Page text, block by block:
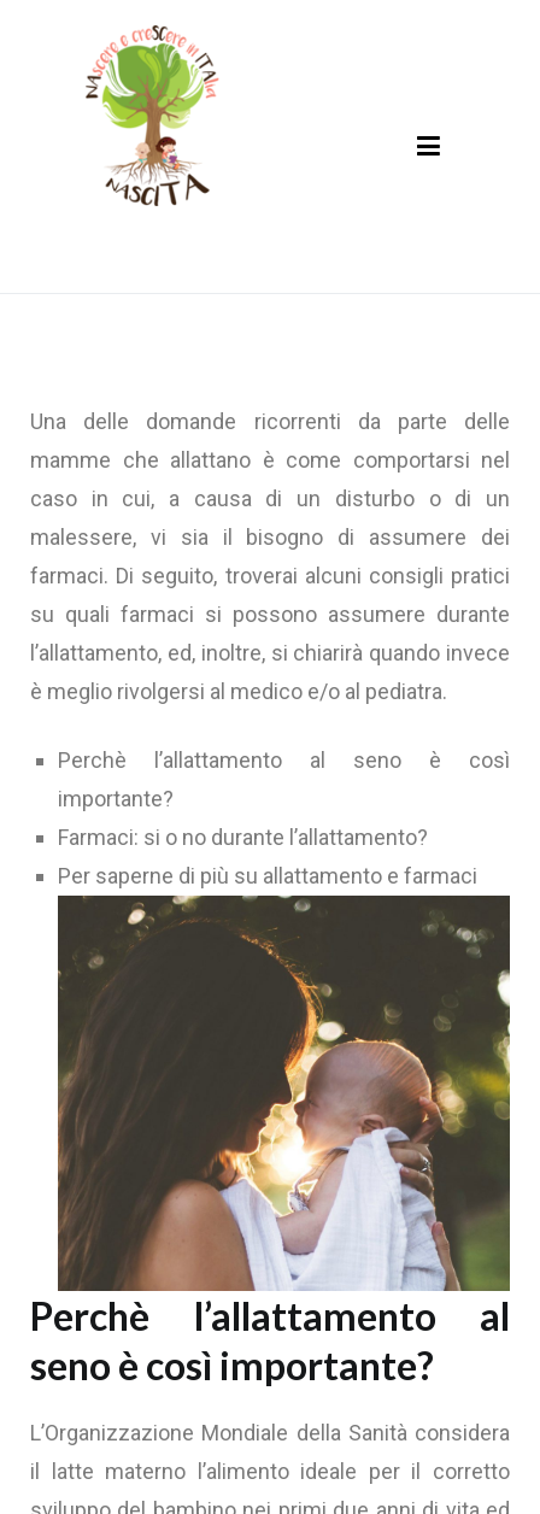
Una delle domande ricorrenti da parte delle
mamme che allattano è come comportarsi nel
caso in cui, a causa di un disturbo o di un
malessere, vi sia il bisogno di assumere dei
farmaci. Di seguito, troverai alcuni consigli pratici
su quali farmaci si possono assumere durante
l’allattamento, ed, inoltre, si chiarirà quando invece
è meglio rivolgersi al medico e/o al pediatra.
Perchè l’allattamento al seno è così
importante?
Farmaci: si o no durante l’allattamento?
Per saperne di più su allattamento e farmaci
Perchè l’allattamento al
seno è così importante?
L’Organizzazione Mondiale della Sanità considera
il latte materno l’alimento ideale per il corretto